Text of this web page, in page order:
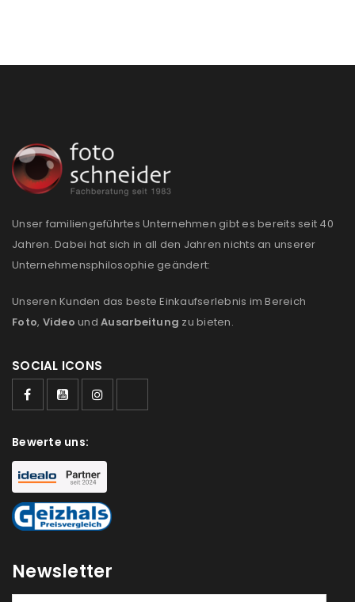
Unser familiengeführtes Unternehmen gibt es bereits seit 40
Jahren. Dabei hat sich in all den Jahren nichts an unserer
Unternehmensphilosophie geändert:
Unseren Kunden das beste Einkaufserlebnis im Bereich
Foto, Video und Ausarbeitung zu bieten.
SOCIAL ICONS
Bewerte uns:
Newsletter